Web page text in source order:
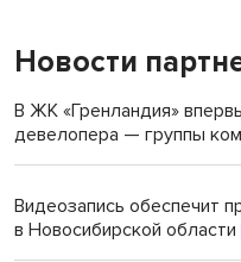
«Мы живём на
терроризируют жителей
Новосибирский
Новости
В ЖК «Гренландия»
девелопера — группы
Видеозапись обеспечит
в Новосибирской области